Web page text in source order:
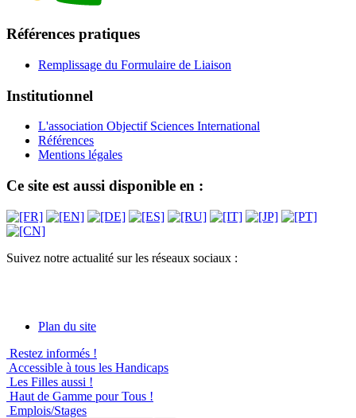
Références pratiques
Remplissage du Formulaire de Liaison
Institutionnel
L'association Objectif Sciences International
Références
Mentions légales
Ce site est aussi disponible en :
Suivez notre actualité sur les réseaux sociaux :
Plan du site
Restez informés !
Accessible à tous les Handicaps
Les Filles aussi !
Haut de Gamme pour Tous !
Emplois/Stages